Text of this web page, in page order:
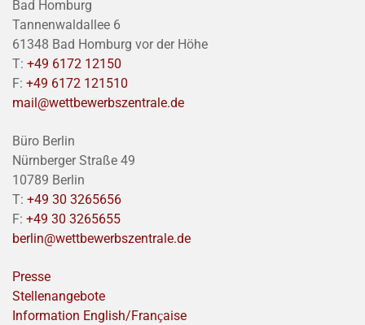
Bad Homburg
Tannenwaldallee 6
61348 Bad Homburg vor der Höhe
T: +49 6172 12150
F: +49 6172 121510
mail@wettbewerbszentrale.de
Büro Berlin
Nürnberger Straße 49
10789 Berlin
T: +49 30 3265656
F: +49 30 3265655
berlin@wettbewerbszentrale.de
Presse
Stellenangebote
Information English/Franҫaise